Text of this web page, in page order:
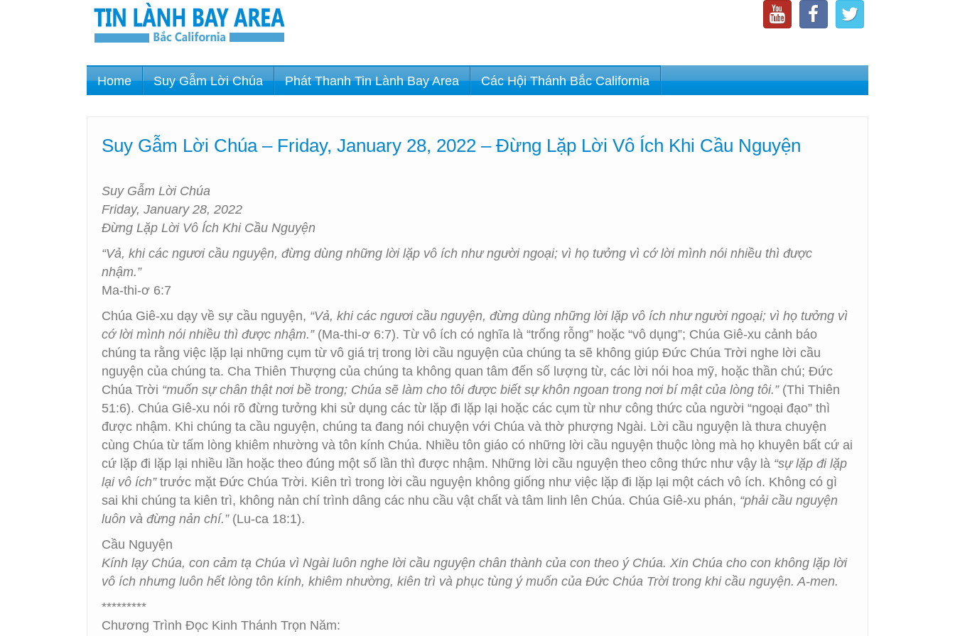
Home Suy Gẫm Lời Chúa Phát Thanh Tin Lành Bay Area Các Hội Thánh Bắc California
Suy Gẫm Lời Chúa – Friday, January 28, 2022 – Đừng Lặp Lời Vô Ích Khi Cầu Nguyện
Suy Gẫm Lời Chúa
Friday, January 28, 2022
Đừng Lặp Lời Vô Ích Khi Cầu Nguyện
“Vả, khi các ngươi cầu nguyện, đừng dùng những lời lặp vô ích như người ngoại; vì họ tưởng vì cớ lời mình nói nhiều thì được
nhậm.”
Ma-thi-ơ 6:7
Chúa Giê-xu dạy về sự cầu nguyện, “Vả, khi các ngươi cầu nguyện, đừng dùng những lời lặp vô ích như người ngoại; vì họ tưởng vì
cớ lời mình nói nhiều thì được nhậm.” (Ma-thi-ơ 6:7). Từ vô ích có nghĩa là “trống rỗng” hoặc “vô dụng”; Chúa Giê-xu cảnh báo
chúng ta rằng việc lặp lại những cụm từ vô giá trị trong lời cầu nguyện của chúng ta sẽ không giúp Đức Chúa Trời nghe lời cầu
nguyện của chúng ta. Cha Thiên Thượng của chúng ta không quan tâm đến số lượng từ, các lời nói hoa mỹ, hoặc thần chú; Đức
Chúa Trời “muốn sự chân thật nơi bề trong; Chúa sẽ làm cho tôi được biết sự khôn ngoan trong nơi bí mật của lòng tôi.”(Thi Thiên
51:6). Chúa Giê-xu nói rõ đừng tưởng khi sử dụng các từ lặp đi lặp lại hoặc các cụm từ như công thức của người “ngoại đạo” thì
được nhậm. Khi chúng ta cầu nguyện, chúng ta đang nói chuyện với Chúa và thờ phượng Ngài. Lời cầu nguyện là thưa chuyện
cùng Chúa từ tấm lòng khiêm nhường và tôn kính Chúa. Nhiều tôn giáo có những lời cầu nguyện thuộc lòng mà họ khuyên bất cứ ai
cứ lặp đi lặp lại nhiều lần hoặc theo đúng một số lần thì được nhậm. Những lời cầu nguyện theo công thức như vậy là “sự lặp đi lặp
lại vô ích”trước mặt Đức Chúa Trời. Kiên trì trong lời cầu nguyện không giống như việc lặp đi lặp lại một cách vô ích. Không có gì
sai khi chúng ta kiên trì, không nản chí trình dâng các nhu cầu vật chất và tâm linh lên Chúa. Chúa Giê-xu phán, “phải cầu nguyện
luôn và đừng nản chí.”(Lu-ca 18:1).
Cầu Nguyện
Kính lạy Chúa, con cảm tạ Chúa vì Ngài luôn nghe lời cầu nguyện chân thành của con theo ý Chúa. Xin Chúa cho con không lặp lời
vô ích nhưng luôn hết lòng tôn kính, khiêm nhường, kiên trì và phục tùng ý muốn của Đức Chúa Trời trong khi cầu nguyện. A-men.
*********
Chương Trình Đọc Kinh Thánh Trọn Năm: